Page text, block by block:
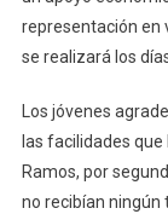
representación en
se realizará los
Los jóvenes
las facilidades
Ramos, por
no recibían ningún